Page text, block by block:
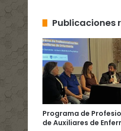
Publicaciones
Programa de
de Auxiliares de